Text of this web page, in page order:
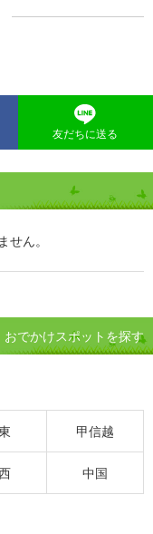
友だちに送る
ん。
でかけスポットを探す
甲信越
中国